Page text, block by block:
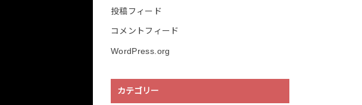
投稿フィード
コメントフィード
WordPress.org
カテゴリー